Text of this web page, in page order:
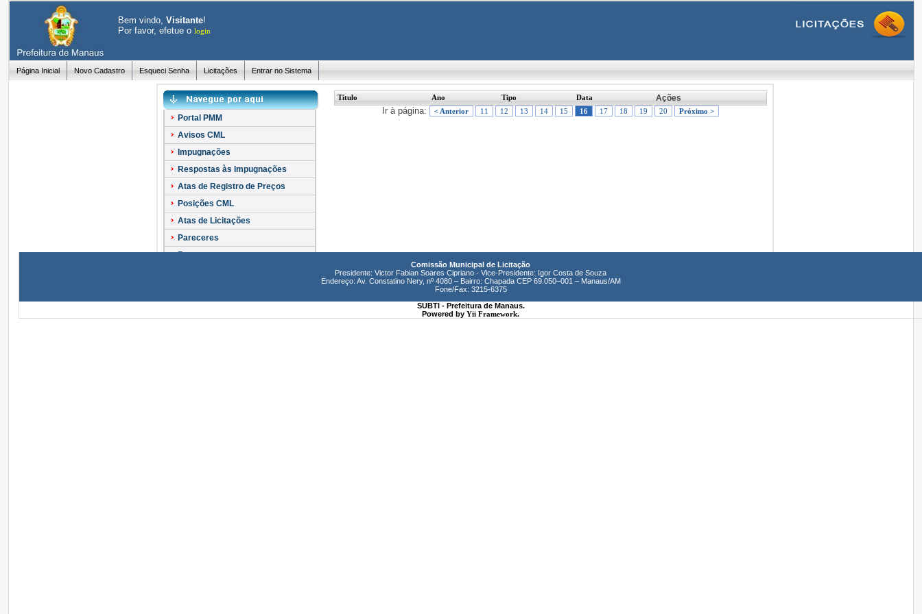
Bem vindo,Visitante!
Por favor, efetue ologin
Página Inicial Novo Cadastro Esqueci Senha Licitações Entrar no Sistema
Portal PMM
Avisos CML
Impugnações
Respostas às Impugnações
Atas de Registro de Preços
Posições CML
Atas de Licitações
Pareceres
Recursos
Título Ano Tipo Data Ações
Ir à página: < Anterior 11 12 13 14 15 16 17 18 19 20 Próximo >
Comissão Municipal de Licitação
Presidente: Victor Fabian Soares Cipriano - Vice-Presidente: Igor Costa de Souza
Endereço: Av. Constatino Nery, nº 4080 – Bairro: Chapada CEP 69.050–001 – Manaus/AM
Fone/Fax: 3215-6375
SUBTI - Prefeitura de Manaus.
Powered byYii Framework.